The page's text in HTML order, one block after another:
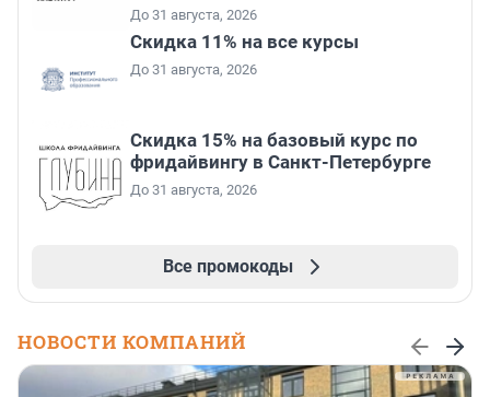
До 31 августа, 2026
Скидка 11% на все курсы
До 31 августа, 2026
Скидка 15% на базовый курс по
фридайвингу в Санкт-Петербурге
До 31 августа, 2026
Все промокоды
НОВОСТИ КОМПАНИЙ